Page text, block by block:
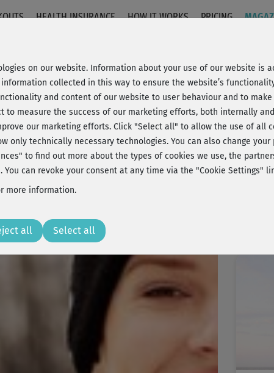
HEALTH INSURANCE HOW IT WORKS PRICING
on our website. Information about your use of our website is
collected in this way to ensure the website’s
and content of our website to user behaviour and to
to measure the success of our marketing efforts, both internally
our marketing efforts. Click "Select all" to allow the use of all
only technically necessary technologies. You can also change your
to find out more about the types of cookies we use, the
can revoke your consent at any time via the "Cookie Settings"
more information.
all Select all